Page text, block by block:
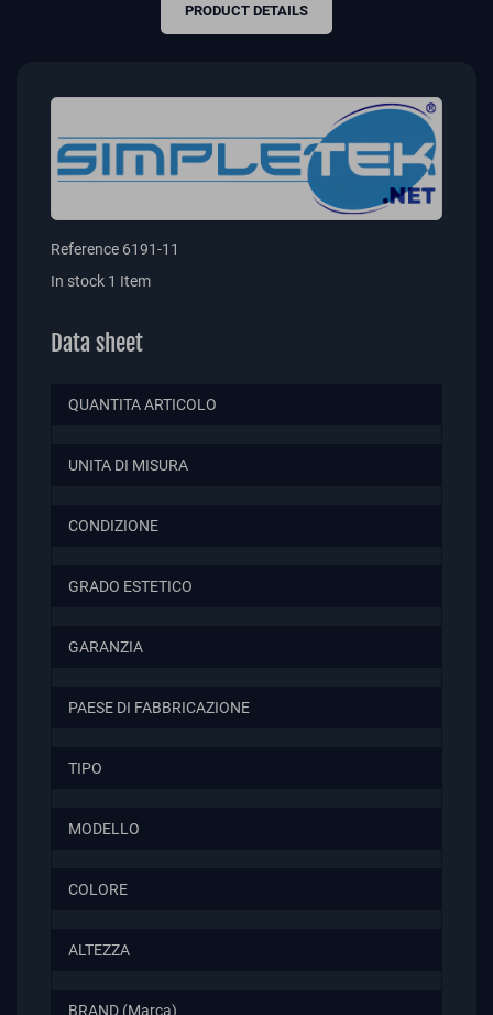
PRODUCT DETAILS
Reference 6191-11
In stock 1 Item
Data sheet
QUANTITA ARTICOLO
UNITA DI MISURA
CONDIZIONE
GRADO ESTETICO
GARANZIA
PAESE DI FABBRICAZIONE
TIPO
MODELLO
COLORE
ALTEZZA
BRAND (Marca)